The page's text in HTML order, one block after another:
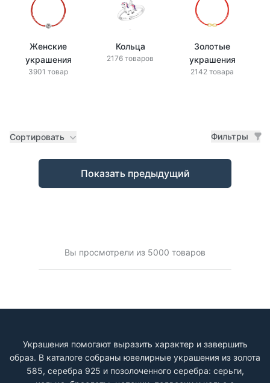
Женские
украшения
3901 товар
Кольца
2176 товаров
Золотые
украшения
2142 товара
Украшения помогают выразить характер и завершить
образ. В каталоге собраны ювелирные украшения из золота
585, серебра 925 и позолоченного серебра: серьги,
Сортировать Фильтры
Товары
Показать предыдущий
Вы просмотрели из 5000 товаров